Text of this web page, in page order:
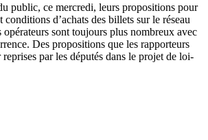
public, ce mercredi, leurs propositions pour
conditions d’achats des billets sur le réseau
opérateurs sont toujours plus nombreux avec
Des propositions que les rapporteurs
par les députés dans le projet de loi-